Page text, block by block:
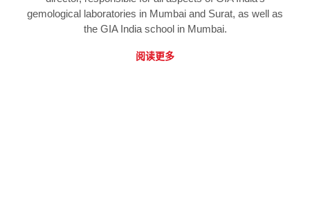
gemological laboratories in Mumbai and Surat, as well as
the GIA India school in Mumbai.
阅读更多